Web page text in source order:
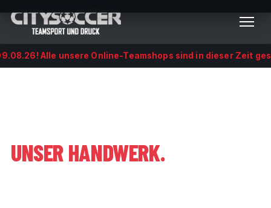
Alle unsere Online-Teamshops sind in dieser Zeit
UNSER HANDWERK.